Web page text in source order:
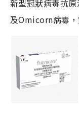
新型冠狀病毒抗
及Omicorn病毒